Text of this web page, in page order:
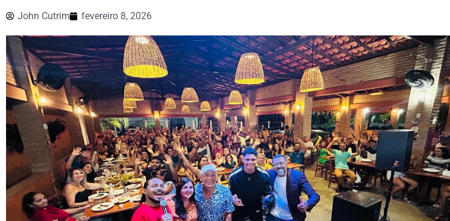
John Cutrim fevereiro 8, 2026